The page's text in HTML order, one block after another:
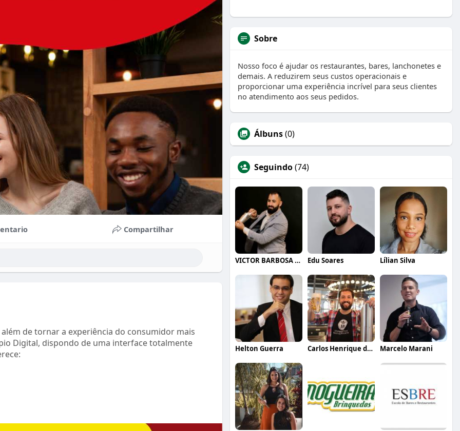
Compartilhar
de tornar a experiência do consumidor mais
Digital, dispondo de uma interface totalmente
Sobre
Nosso foco é ajudar os restaurantes, bares, lanchonetes e
demais. A reduzirem seus custos operacionais e
proporcionar uma experiência incrível para seus clientes
no atendimento aos seus pedidos.
Álbuns(0)
Seguindo(74)
VICTOR BARBOSA QUARANTA Edu Soares Lílian Silva
Helton Guerra Carlos Henrique de Faria Vasconcelos Marcelo Marani